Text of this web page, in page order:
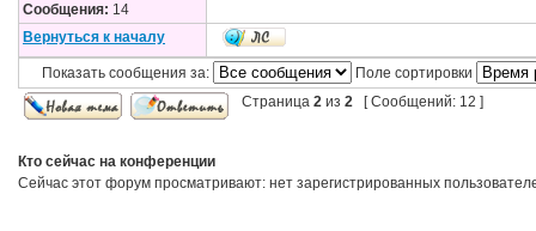
Сообщения: 14
Вернуться к началу
Показать сообщения за:
Поле сортировки
Страница 2 из 2 [ Сообщений: 12 ]
Кто сейчас на конференции
Сейчас этот форум просматривают: нет зарегистрированных